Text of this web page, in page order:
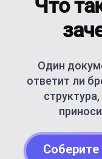
Что
Один
ответит ли